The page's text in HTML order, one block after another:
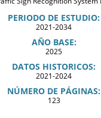
PERIODO DE ESTUDIO:
2021-2034
AÑO BASE:
2025
DATOS HISTORICOS:
2021-2024
NÚMERO DE PÁGINAS:
123